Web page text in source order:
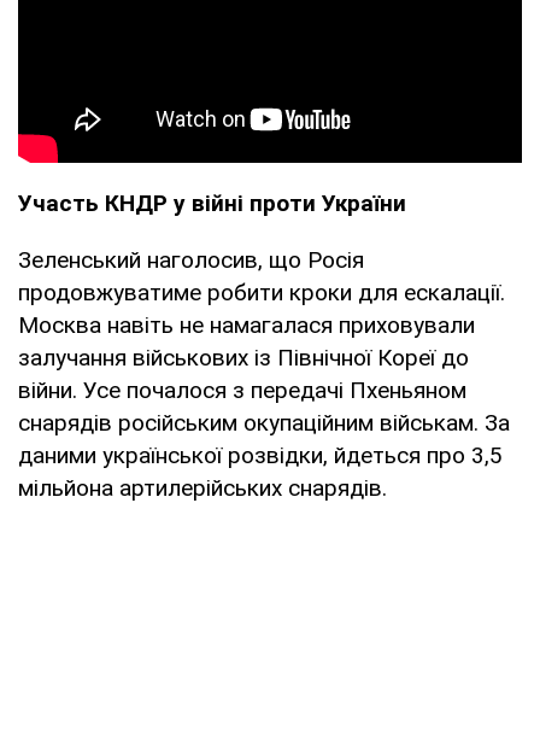
Участь КНДР у війні проти України
Зеленський наголосив, що Росія
продовжуватиме робити кроки для ескалації.
Москва навіть не намагалася приховували
залучання військових із Північної Кореї до
війни. Усе почалося з передачі Пхеньяном
снарядів російським окупаційним військам. За
даними української розвідки, йдеться про 3,5
мільйона артилерійських снарядів.